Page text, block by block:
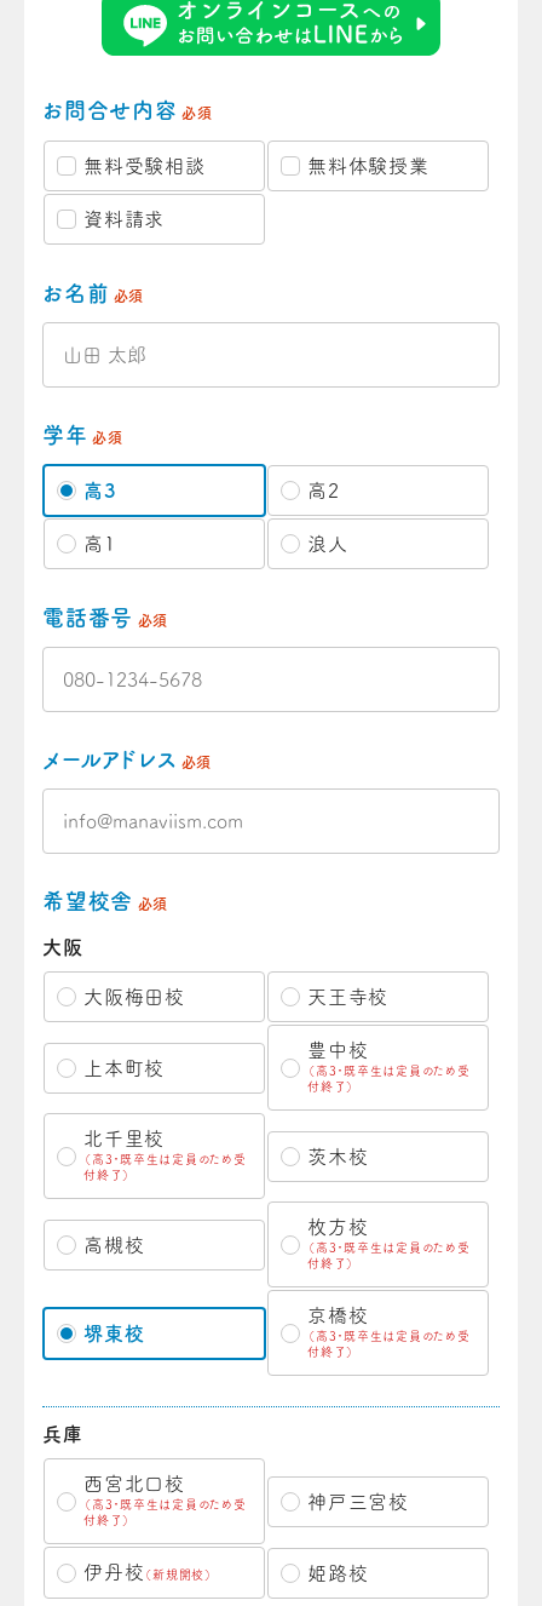
お問合せ内容 必須
無料受験相談 無料体験授業
資料請求
お名前 必須
学年 必須
高3 高2
高1 浪人
電話番号 必須
メールアドレス 必須
希望校舎 必須
大阪
大阪梅田校 天王寺校
上本町校
豊中校
（高3・既卒生は定員のため受
付終了）
北千里校
（高3・既卒生は定員のため受
付終了）
茨木校
高槻校
枚方校
（高3・既卒生は定員のため受
付終了）
堺東校
京橋校
（高3・既卒生は定員のため受
付終了）
兵庫
西宮北口校
（高3・既卒生は定員のため受
付終了）
神戸三宮校
伊丹校 （新規開校） 姫路校